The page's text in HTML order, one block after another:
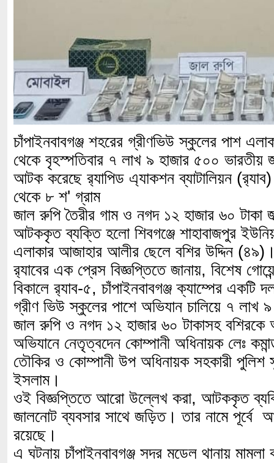
চাঁপাইনবাবগঞ্জ শহরের গ্রীণভিউ স্কুলের পাশ
থেকে বৃহস্পতিবার ৭ লাখ ৯ হাজার ৫০০
আটক করেছে র‌্যাপিড এ্যাকশন ব্যাটালিয়ন
থেকে ৮ শ' গ্রাম
জাল রুপি তৈরীর গাম ও নগদ ১২ হাজার ৬০ টাকা
আটককৃত ব্যক্তি হলো শিবগঞ্জে শাহাবাজপুর
এলাকার আজাহার আলীর ছেলে বশির উদ্দিন
র‍্যাবের এক প্রেস বিজ্ঞপ্তিতে জানায়, বিশেষ
বিকালে র‌্যাব-৫, চাঁপাইনবাবগঞ্জ ক্যাম্পের একটি
গ্রীণ ভিউ স্কুলের পাশে অভিযান চালিয়ে ৭ লাখ
জাল রুপি ও নগদ ১২ হাজার ৬০ টাকাসহ
অভিযানে নেতৃত্বদেন কোম্পানী অধিনায়ক লেঃ
তৌকির ও কোম্পানী উপ অধিনায়ক সহকারী পুলিশ
ইসলাম।
ওই বিজ্ঞপ্তিতে আরো উল্লেখ করা, আটককৃত
জালনোট ব্যবসার সাথে জড়িত। তার নামে পূর্বে
রয়েছে।
এ ঘটনায় চাঁপাইনবাবগঞ্জ সদর মডেল থানায়